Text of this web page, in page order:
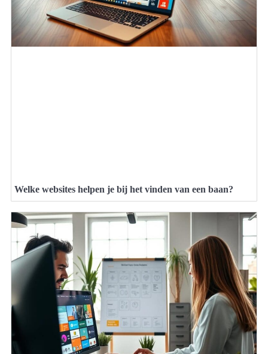
Welke websites helpen je bij het vinden van een baan?